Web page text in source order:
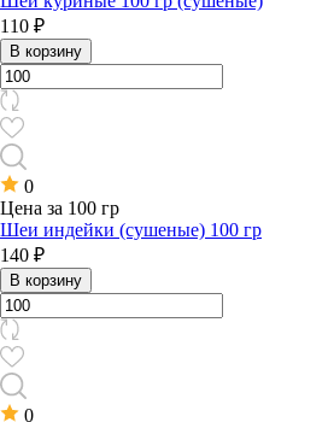
110 ₽
В корзину
0
Цена за 100 гр
Шеи индейки (сушеные) 100 гр
140 ₽
В корзину
0